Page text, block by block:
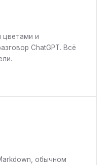
цветами и
ChatGPT. Всё
обычном